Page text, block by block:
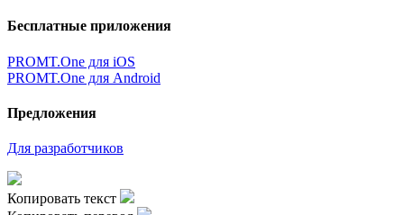
Бесплатные приложения
PROMT.One для iOS
PROMT.One для Android
Предложения
Для разработчиков
Копировать текст